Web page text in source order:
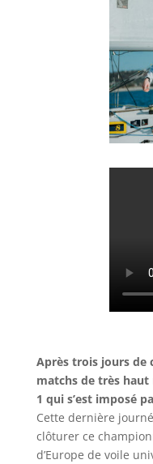
Après trois jours de
matchs de très haut
1 qui s’est imposé
Cette dernière
clôturer ce
d’Europe de voile